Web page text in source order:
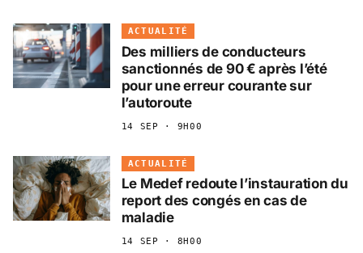
ACTUALITÉ
Des milliers de conducteurs
sanctionnés de 90 € après l’été
pour une erreur courante sur
l’autoroute
14 SEP · 9H00
ACTUALITÉ
Le Medef redoute l’instauration du
report des congés en cas de
maladie
14 SEP · 8H00